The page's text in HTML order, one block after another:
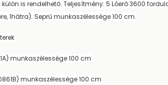
külön is rendelhető. Teljesítmény: 5 Lóerő 3600
1hátra). Seprű munkaszélessége 100 cm.
munkaszélessége 100 cm
munkaszélessége 100 cm